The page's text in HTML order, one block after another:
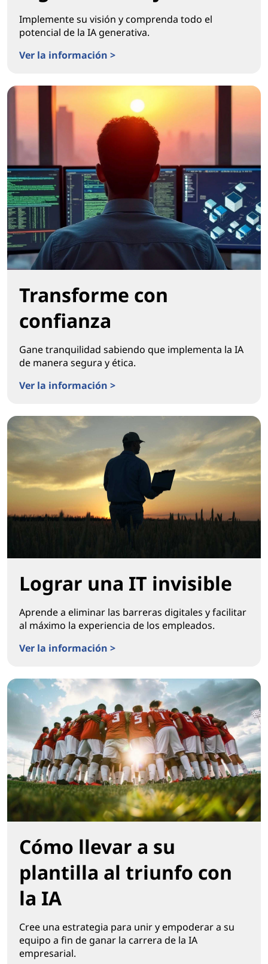
Implemente su visión y comprenda todo el
potencial de la IA generativa.
Ver la información >
Transforme con
confianza
Gane tranquilidad sabiendo que implementa la IA
de manera segura y ética.
Ver la información >
Lograr una IT invisible
Aprende a eliminar las barreras digitales y facilitar
al máximo la experiencia de los empleados.
Ver la información >
Cómo llevar a su
plantilla al triunfo con
la IA
Cree una estrategia para unir y empoderar a su
equipo a fin de ganar la carrera de la IA
empresarial.